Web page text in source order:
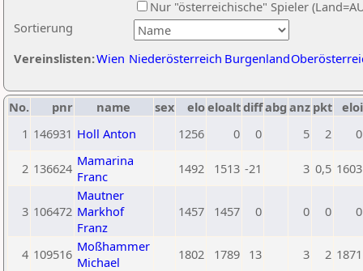
Sortierung
Nur "österreichische" Spieler
Vereinslisten:Wien Niederösterreich Burgenland
No. pnr name sex eloeloaltdiffabg anz pkt eloi
1 146931 Holl Anton 1256 0 0 5 2 0
2 136624 Mamarina
Franc
1492 1513 -21 3 0,5 1603
3 106472
Mautner
Markhof
Franz
1457 1457 0 0 0 0
4 109516 Moßhammer
Michael
1802 1789 13 3 2 1871